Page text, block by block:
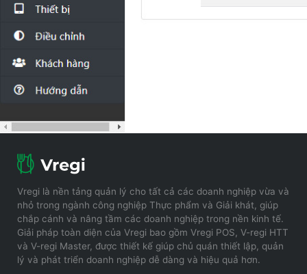
Vregi là nền tảng quản lý cho tất cả các doanh nghiệp vừa và
nhỏ trong ngành công nghiệp Thực phẩm và Giải khát, giúp
chắp cánh và nâng tầm các doanh nghiệp trong nền kinh tế.
Giải pháp toàn diện của Vregi bao gồm Vregi POS, V-regi HTT
và V-regi Master, được thiết kế giúp chủ quán thiết lập, quản
lý và phát triển doanh nghiệp dễ dàng và hiệu quả hơn.